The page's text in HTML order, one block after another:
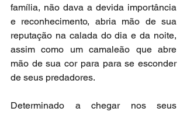
família, não dava a devida importância
e reconhecimento, abria mão de sua
reputação na calada do dia e da noite,
assim como um camaleão que abre
mão de sua cor para para se esconder
de seus predadores.
Determinado a chegar nos seus